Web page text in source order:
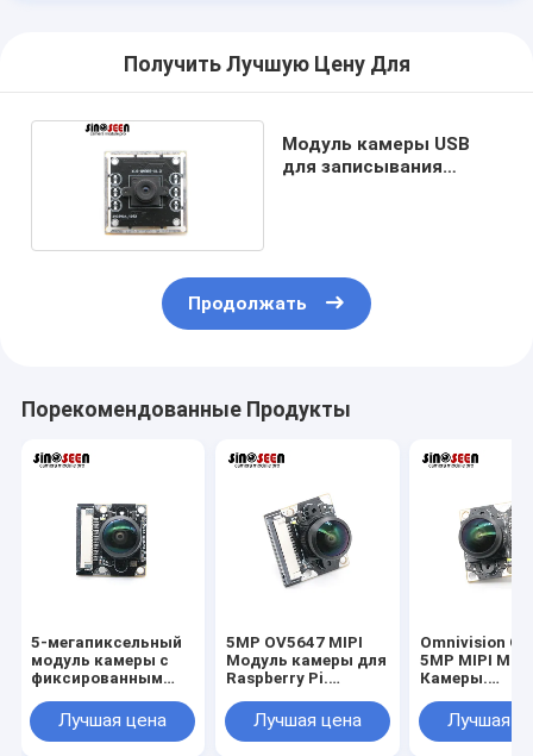
Получить Лучшую Цену Для
Модуль камеры USB
для записывания
Продолжать
Порекомендованные Продукты
5-мегапиксельный
модуль камеры с
фиксированным
интерфейсом MIPI с
CMOS-сенсором
Лучшая цена
5MP OV5647 MIPI
Модуль камеры для
Raspberry Pi.
сенсор с высокой
чувствительностью
Лучшая цена
Omnivision
5MP MIPI
Камеры.
фокусный
Лучшая